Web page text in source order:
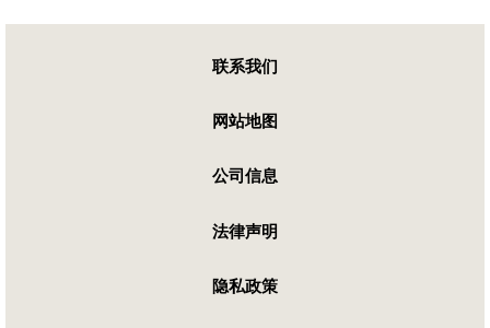
联系我们
网站地图
公司信息
法律声明
隐私政策